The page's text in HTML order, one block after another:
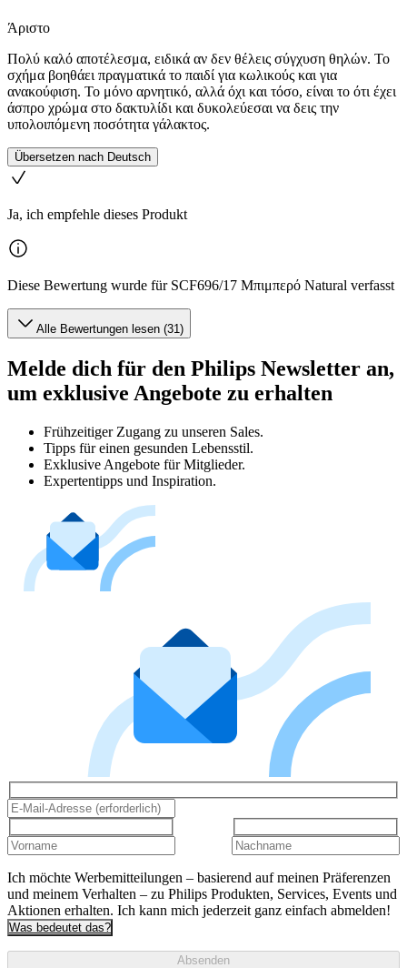
Άριστο
Πολύ καλό αποτέλεσμα, ειδικά αν δεν θέλεις σύγχυση θηλών. Το
σχήμα βοηθάει πραγματικά το παιδί για κωλικούς και για
ανακούφιση. Το μόνο αρνητικό, αλλά όχι και τόσο, είναι το ότι έχει
άσπρο χρώμα στο δακτυλίδι και δυκολεύεσαι να δεις την
υπολοιπόμενη ποσότητα γάλακτος.
Übersetzen nach Deutsch
Ja, ich empfehle dieses Produkt
Diese Bewertung wurde für SCF696/17 Μπιμπερό Natural verfasst
Alle Bewertungen lesen (31)
Melde dich für den Philips Newsletter an,
um exklusive Angebote zu erhalten
Frühzeitiger Zugang zu unseren Sales.
Tipps für einen gesunden Lebensstil.
Exklusive Angebote für Mitglieder.
Expertentipps und Inspiration.
Ich möchte Werbemitteilungen – basierend auf meinen Präferenzen
und meinem Verhalten – zu Philips Produkten, Services, Events und
Aktionen erhalten. Ich kann mich jederzeit ganz einfach abmelden!
Was bedeutet das?
Absenden